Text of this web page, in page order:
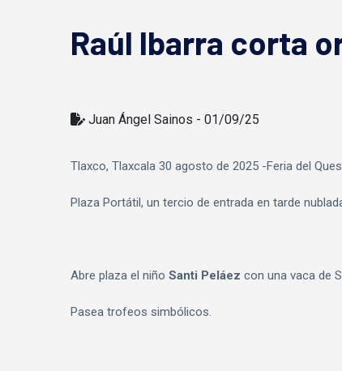
Raúl Ibarra corta
Juan Ángel Sainos - 01/09/25
Tlaxco, Tlaxcala 30 agosto de 2025 -Feria del
Plaza Portátil, un tercio de entrada en tarde
Abre plaza el niño Santi Peláez con una vaca de
Pasea trofeos simbólicos.